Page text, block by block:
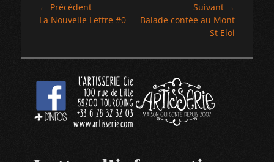
Navigation
de
← Précédent
Article
La Nouvelle Lettre #0
Suivant →
Article
Balade contée au Mont
St Eloi